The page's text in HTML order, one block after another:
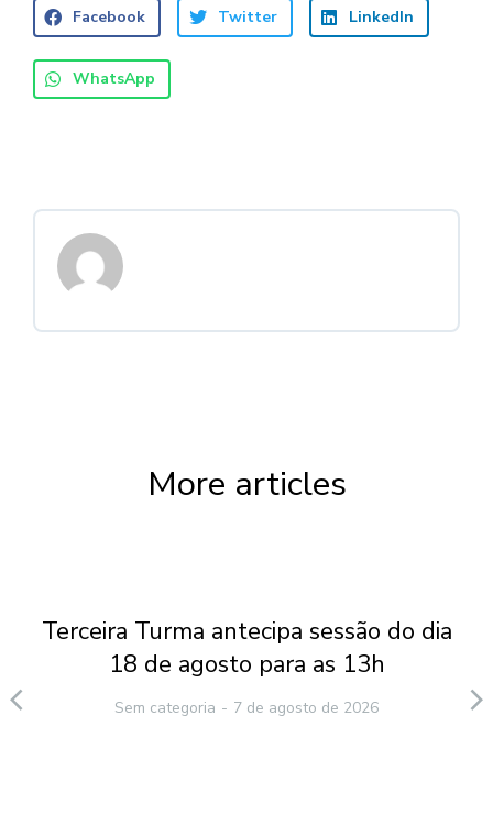
Facebook Twitter LinkedIn
WhatsApp
More articles
Terceira Turma antecipa sessão do dia
18 de agosto para as 13h
Sem categoria 7 de agosto de 2026